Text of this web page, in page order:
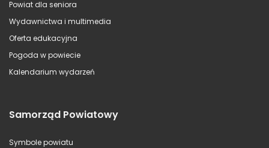
Powiat dla seniora
Wydawnictwa i multimedia
Oferta edukacyjna
Pogoda w powiecie
Kalendarium wydarzeń
Samorząd Powiatowy
Symbole powiatu